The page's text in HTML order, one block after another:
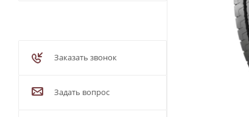
Заказать звонок
Задать вопрос